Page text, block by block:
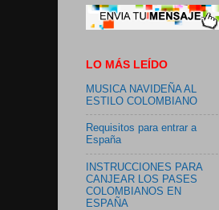
LO MÁS LEÍDO
MUSICA NAVIDEÑA AL
ESTILO COLOMBIANO
Requisitos para entrar a
España
INSTRUCCIONES PARA
CANJEAR LOS PASES
COLOMBIANOS EN
ESPAÑA